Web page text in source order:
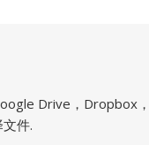
Drive，Dropbox
件.